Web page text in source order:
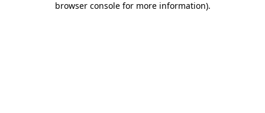
browser console for more information).